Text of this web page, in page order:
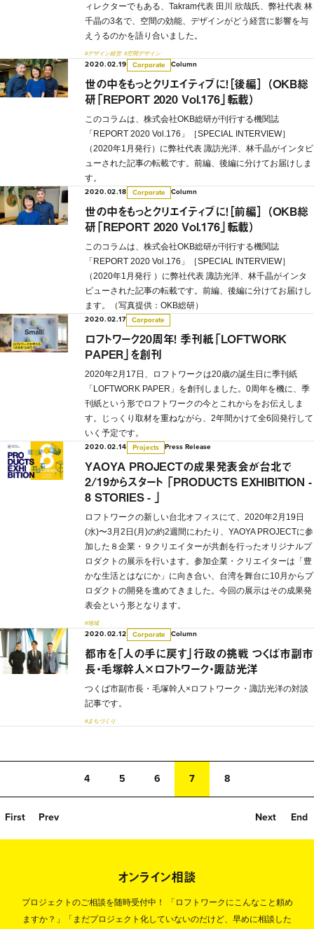
ィレクターでもある、Takram代表 田川 欣哉氏、弊社代表 林
千晶の3名で、空間の効能、デザインがどう経営に影響を与
えうるのかを語り合いました。
#デザイン経営 #空間デザイン
2020.02.19 Corporate Column
世の中をもっとクリエイティブに！［後編］ （OKB総
研「REPORT 2020 Vol.176」転載）
このコラムは、株式会社OKB総研が刊行する機関誌
「REPORT 2020 Vol.176」［SPECIAL INTERVIEW］
（2020年1月発行）に弊社代表 諏訪光洋、林千晶がインタビ
ューされた記事の転載です。前編、後編に分けてお届けしま
す。
2020.02.18 Corporate Column
世の中をもっとクリエイティブに！［前編］ （OKB総
研「REPORT 2020 Vol.176」転載）
このコラムは、株式会社OKB総研が刊行する機関誌
「REPORT 2020 Vol.176」［SPECIAL INTERVIEW］
（2020年1月発行 ）に弊社代表 諏訪光洋、林千晶がインタ
ビューされた記事の転載です。前編、後編に分けてお届けし
ます。（写真提供：OKB総研）
2020.02.17 Corporate
ロフトワーク20周年！ 季刊紙「LOFTWORK
PAPER」を創刊
2020年2月17日、ロフトワークは20歳の誕生日に季刊紙
「LOFTWORK PAPER」を創刊しました。0周年を機に、季
刊紙という形でロフトワークの今とこれからをお伝えしま
す。じっくり取材を重ねながら、2年間かけて全6回発行して
いく予定です。
2020.02.14 Projects Press Release
YAOYA PROJECTの成果発表会が台北で
2/19からスタート 「PRODUCTS EXHIBITION -
8 STORIES - 」
ロフトワークの新しい台北オフィスにて、2020年2月19日
(水)〜3月2日(月)の約2週間にわたり、YAOYA PROJECTに参
加した８企業・９クリエイターが共創を行ったオリジナルプ
ロダクトの展示を行います。参加企業・クリエイターは「豊
かな生活とはなにか」に向き合い、台湾を舞台に10月からプ
ロダクトの開発を進めてきました。今回の展示はその成果発
表会という形となります。
#地域
2020.02.12 Corporate Column
都市を「人の手に戻す」行政の挑戦 つくば市副市
長・毛塚幹人×ロフトワーク・諏訪光洋
つくば市副市長・毛塚幹人×ロフトワーク・諏訪光洋の対談
記事です。
#まちづくり
First Prev
4 5 6 7 8
Next End
オンライン相談
プロジェクトのご相談を随時受付中！
「ロフトワークにこんなこと頼め
ますか？」「まだプロジェクト化していないのだけど、早めに相談した